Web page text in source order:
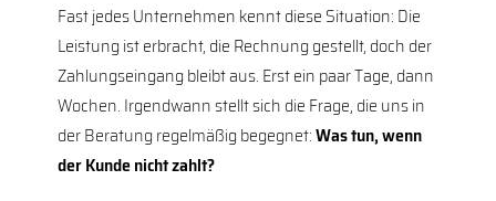
Fast jedes Unternehmen kennt diese Situation: Die
Leistung ist erbracht, die Rechnung gestellt, doch der
Zahlungseingang bleibt aus. Erst ein paar Tage, dann
Wochen. Irgendwann stellt sich die Frage, die uns in
der Beratung regelmäßig begegnet:Was tun, wenn
der Kunde nicht zahlt?